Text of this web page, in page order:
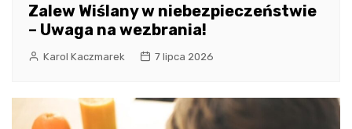
Zalew Wiślany w niebezpieczeństwie
– Uwaga na wezbrania!
Karol Kaczmarek 7 lipca 2026